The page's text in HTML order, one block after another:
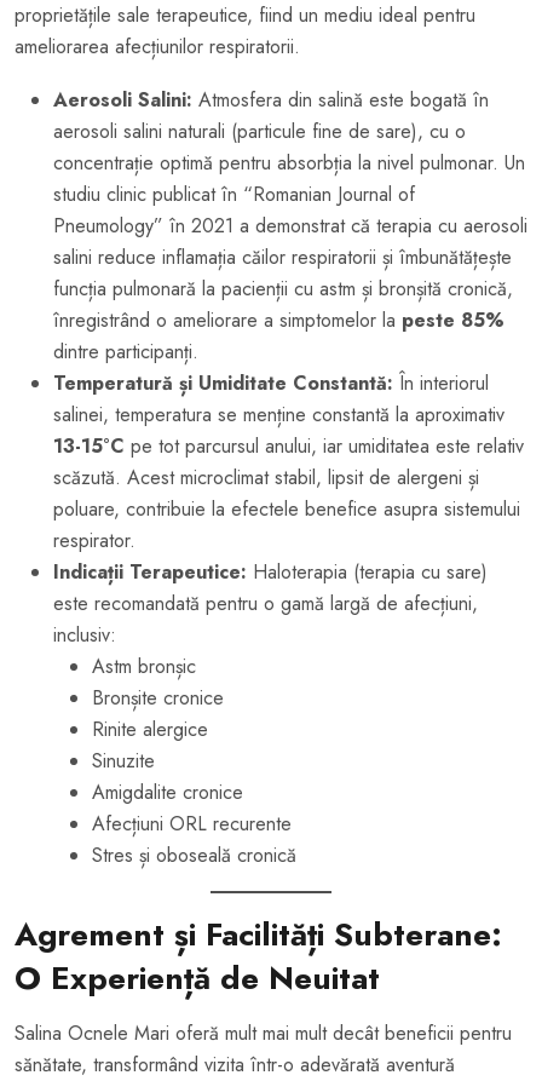
proprietățile sale terapeutice, fiind un mediu ideal pentru
ameliorarea afecțiunilor respiratorii.
Aerosoli Salini: Atmosfera din salină este bogată în
aerosoli salini naturali (particule fine de sare), cu o
concentrație optimă pentru absorbția la nivel pulmonar. Un
studiu clinic publicat în “Romanian Journal of
Pneumology” în 2021 a demonstrat că terapia cu aerosoli
salini reduce inflamația căilor respiratorii și îmbunătățește
funcția pulmonară la pacienții cu astm și bronșită cronică,
înregistrând o ameliorare a simptomelor la peste 85%
dintre participanți.
Temperatură și Umiditate Constantă: În interiorul
salinei, temperatura se menține constantă la aproximativ
13-15°C pe tot parcursul anului, iar umiditatea este relativ
scăzută. Acest microclimat stabil, lipsit de alergeni și
poluare, contribuie la efectele benefice asupra sistemului
respirator.
Indicații Terapeutice: Haloterapia (terapia cu sare)
este recomandată pentru o gamă largă de afecțiuni,
inclusiv:
Astm bronșic
Bronșite cronice
Rinite alergice
Sinuzite
Amigdalite cronice
Afecțiuni ORL recurente
Stres și oboseală cronică
Agrement și Facilități Subterane:
O Experiență de Neuitat
Salina Ocnele Mari oferă mult mai mult decât beneficii pentru
sănătate, transformând vizita într-o adevărată aventură